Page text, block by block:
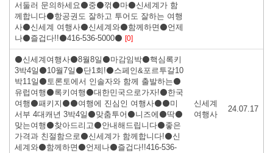
서둘러 문의하세요⚫중⚫꺾⚫마⚫신세계가 함
께합니다⚫항공권도 잘하고 투어도 잘하는 여행
사⚫신세계 여행사⚫신세계와⚫함께하면⚫언제
나⚫즐겁다!!⚫416-536-5000⚫ [0]
⚫신세계여행사⚫8월8일⚫마감임박⚫핵심록키
3박4일⚫10월7일⚫단1회!⚫스페인&포르투갈10
박11일⚫토론토에서 인솔자와 함께 출발하는⚫
유럽여행⚫록키여행⚫대한민국으로가자!⚫한국
여행⚫패키지⚫⚫여행에 진심인 여행사⚫⚫미
서부 4대캐년 3박4일⚫맞춤투어⚫니즈에⚫딱⚫
맞는여행⚫찾아드리고⚫안내해드립니다⚫좋은
가격과 친절함으로⚫신세계가 함께합니다!⚫신
세계와⚫함께하면⚫언제나⚫즐겁다!!416-536-
신세계
여행사
24.07.17